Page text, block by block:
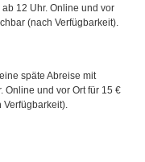
12 Uhr. Online und vor
(nach Verfügbarkeit).
späte Abreise mit
Online und vor Ort für 15 €